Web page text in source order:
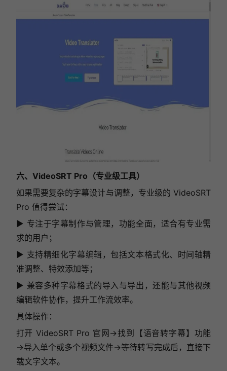
六、VideoSRT Pro（专业级工具）
如果需要复杂的字幕设计与调整，专业级的 VideoSRT
Pro 值得尝试：
▶ 专注于字幕制作与管理，功能全面，适合有专业需
求的用户；
▶ 支持精细化字幕编辑，包括文本格式化、时间轴精
准调整、特效添加等；
▶ 兼容多种字幕格式的导入与导出，还能与其他视频
编辑软件协作，提升工作流效率。
具体操作：
打开 VideoSRT Pro 官网→找到【语音转字幕】功能
→导入单个或多个视频文件→等待转写完成后，直接下
载文字文本。